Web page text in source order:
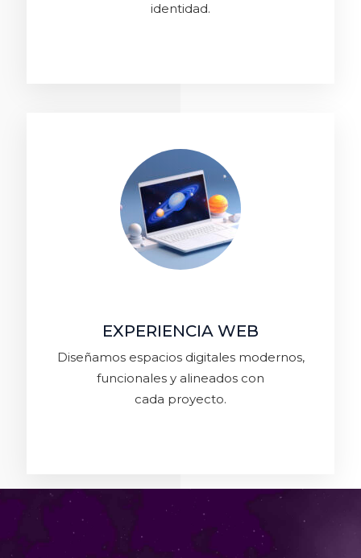
identidad.
EXPERIENCIA WEB
Diseñamos espacios digitales modernos,
funcionales y alineados con
cada proyecto.